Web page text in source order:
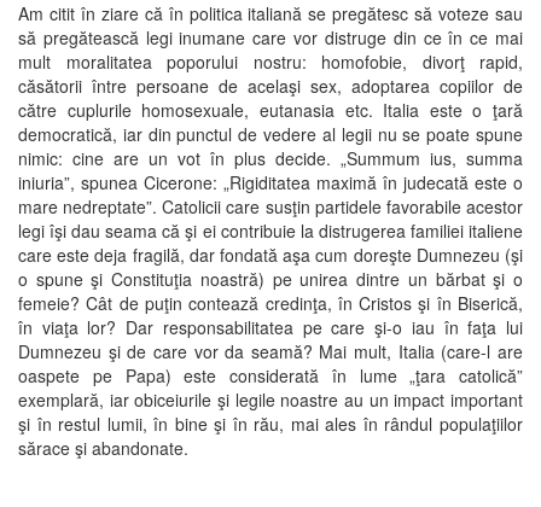
Am citit în ziare că în politica italiană se pregătesc să voteze sau
să pregătească legi inumane care vor distruge din ce în ce mai
mult moralitatea poporului nostru: homofobie, divorţ rapid,
căsătorii între persoane de acelaşi sex, adoptarea copiilor de
către cuplurile homosexuale, eutanasia etc. Italia este o ţară
democratică, iar din punctul de vedere al legii nu se poate spune
nimic: cine are un vot în plus decide. „Summum ius, summa
iniuria”, spunea Cicerone: „Rigiditatea maximă în judecată este o
mare nedreptate”. Catolicii care susţin partidele favorabile acestor
legi îşi dau seama că şi ei contribuie la distrugerea familiei italiene
care este deja fragilă, dar fondată aşa cum doreşte Dumnezeu (şi
o spune şi Constituţia noastră) pe unirea dintre un bărbat şi o
femeie? Cât de puţin contează credinţa, în Cristos şi în Biserică,
în viaţa lor? Dar responsabilitatea pe care şi-o iau în faţa lui
Dumnezeu şi de care vor da seamă? Mai mult, Italia (care-l are
oaspete pe Papa) este considerată în lume „ţara catolică”
exemplară, iar obiceiurile şi legile noastre au un impact important
şi în restul lumii, în bine şi în rău, mai ales în rândul populaţiilor
sărace şi abandonate.